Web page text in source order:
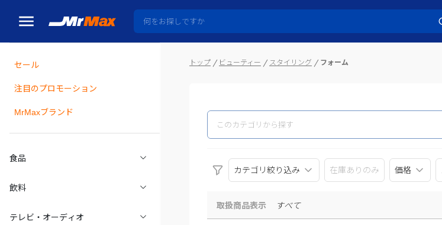
セール
注目のプロモーション
MrMaxブランド
食品
飲料
テレビ・オーディオ
トップ ビューティー スタイリング フォーム
カテゴリ絞り込み 在庫ありのみ 価格
取扱商品表示 すべて